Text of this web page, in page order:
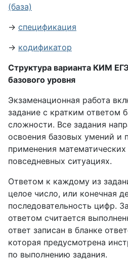
(база)
→ спецификация
→ кодификатор
Структура варианта КИМ
базового уровня
Экзаменационная работа
задание с кратким ответом
сложности. Все задания
освоения базовых умений и
применения математических
повседневных ситуациях.
Ответом к каждому из
целое число, или конечная
последовательность цифр.
ответом считается
ответ записан в бланке
которая предусмотрена
по выполнению задания.